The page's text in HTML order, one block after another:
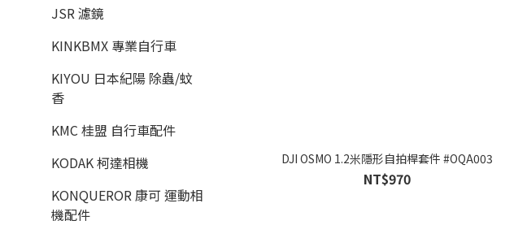
JSR 濾鏡
KINKBMX 專業自行車
KIYOU 日本紀陽 除蟲/蚊
香
KMC 桂盟 自行車配件
KODAK 柯達相機
KONQUEROR 康可 運動相
機配件
DJI OSMO 1.2米隱形自拍桿套件 #OQA003
NT$970